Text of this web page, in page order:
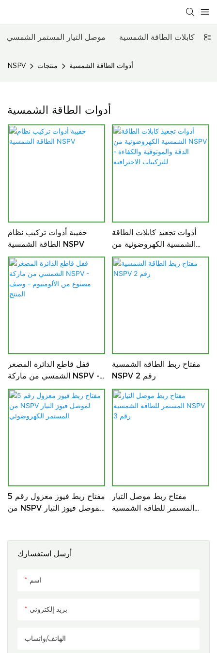
موصل التيار المستمر الشمسي حزمة كابلات الطاقة الشمسية
NSPV منتجات أدوات الطاقة الشمسية
أدوات الطاقة الشمسية
أرسل استفسارك
اسم
بريد إلكتروني
الهاتف/واتساب
حقيبة أدوات تركيب نظام
الطاقة الشمسية NSPV
أدوات تجعيد كابلات الطاقة
الشمسية الكهروضوئية من
NSPV - الدقة والموثوقية
والكفاءة للتركيبات الاحترافية
قفل قاطع الدائرة المصغر
الشمسي من ماركة NSPV -
مصنوع من الألومنيوم - وصف
المنتج
مفتاح ربط الطاقة الشمسية
NSPV رقم 2
مفتاح ربط فيوز معزول رقم 5
من NSPV لموصل فيوز التيار
مفتاح ربط موصل التيار
المستمر للطاقة الشمسية